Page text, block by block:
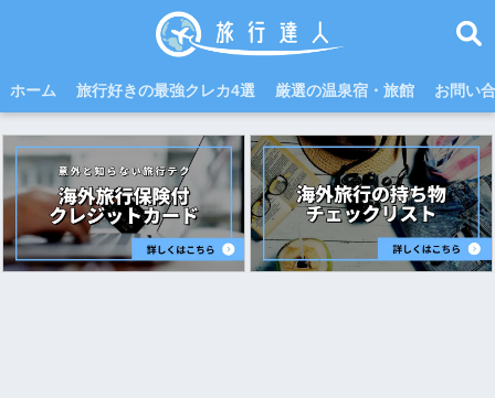
ホーム 旅行好きの最強クレカ4選 厳選の温泉宿・旅館 お問い